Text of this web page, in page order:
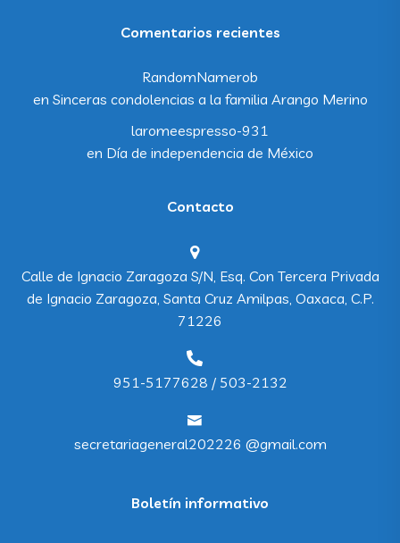
Comentarios recientes
RandomNamerob
en Sinceras condolencias a la familia Arango Merino
laromeespresso-931
en Día de independencia de México
Contacto
Calle de Ignacio Zaragoza S/N, Esq. Con Tercera Privada
de Ignacio Zaragoza, Santa Cruz Amilpas, Oaxaca, C.P.
71226
951-5177628 / 503-2132
secretariageneral202226 @gmail.com
Boletín informativo